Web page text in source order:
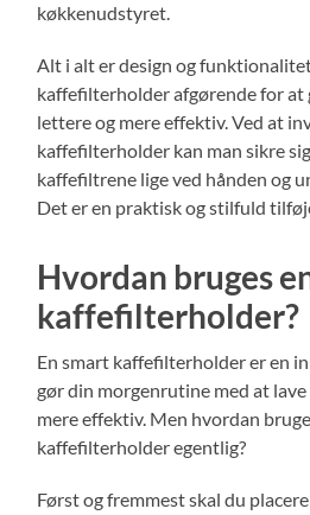
køkkenudstyret.
Alt i alt er design og
kaffefilterholder afgørende for at
lettere og mere effektiv. Ved at
kaffefilterholder kan man sikre
kaffefiltrene lige ved hånden og
Det er en praktisk og stilfuld
Hvordan bruges
kaffefilterholder?
En smart kaffefilterholder er en
gør din morgenrutine med at
mere effektiv. Men hvordan
kaffefilterholder egentlig?
Først og fremmest skal du